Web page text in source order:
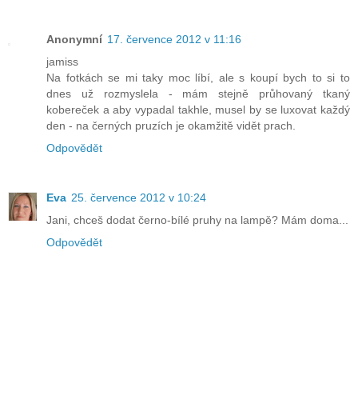
Anonymní 17. července 2012 v 11:16
jamiss
Na fotkách se mi taky moc líbí, ale s koupí bych to si to
dnes už rozmyslela - mám stejně průhovaný tkaný
kobereček a aby vypadal takhle, musel by se luxovat každý
den - na černých pruzích je okamžitě vidět prach.
Odpovědět
Eva 25. července 2012 v 10:24
Jani, chceš dodat černo-bílé pruhy na lampě? Mám doma...
Odpovědět